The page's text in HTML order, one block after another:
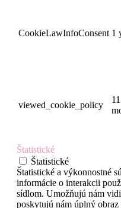
CookieLawInfoConsent 1
viewed_cookie_policy
11
Štatistické
Štatistické
Štatistické a výkonnostné
informácie o interakcii
sídlom. Umožňujú nám
poskytujú nám úplný